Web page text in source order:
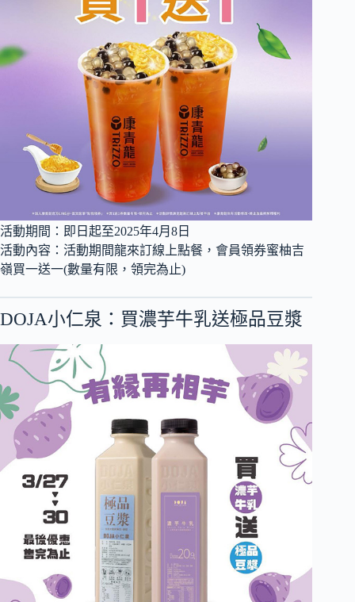
活動期間：即日起至2025年4月8日
活動內容：活動期間龍來訂線上點餐，會員領券蜜柚吉
嶺買一送一(數量有限，領完為止)
DOJA小仁泉：買濃芋牛乳送極品豆漿